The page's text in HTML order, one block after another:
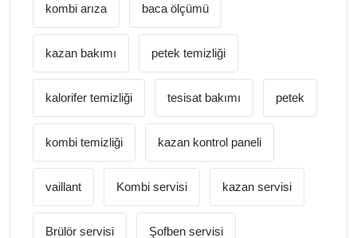
kombi arıza baca ölçümü
kazan bakımı petek temizliği
kalorifer temizliği tesisat bakımı petek
kombi temizliği kazan kontrol paneli
vaillant Kombi servisi kazan servisi
Brülör servisi Şofben servisi